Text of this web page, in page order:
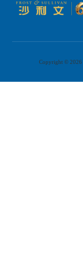
Copyright © 2026